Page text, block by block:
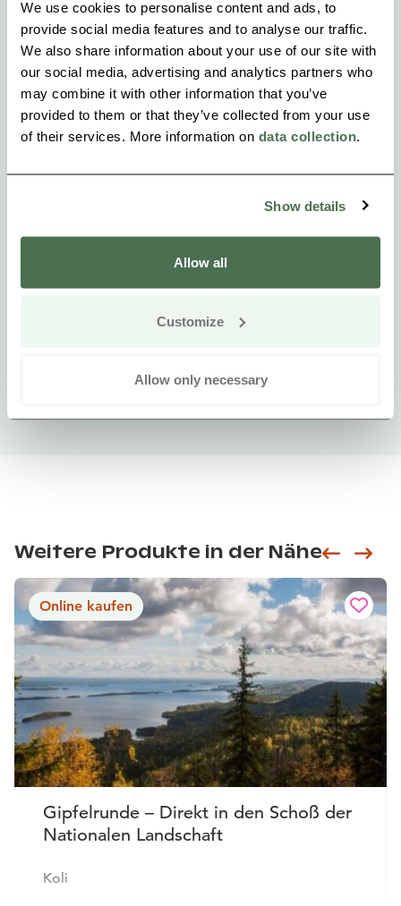
We use cookies to personalise content and ads, to
provide social media features and to analyse our traffic.
We also share information about your use of our site with
our social media, advertising and analytics partners who
may combine it with other information that you’ve
provided to them or that they’ve collected from your use
of their services. More information on data collection.
Show details
Allow all
Customize
Allow only necessary
Weitere Produkte in der Nähe
Online kaufen
Gipfelrunde – Direkt in den Schoß der
Nationalen Landschaft
Koli
Siirry